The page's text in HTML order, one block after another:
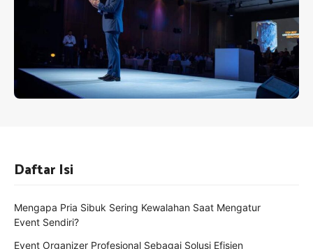
Daftar Isi
Mengapa Pria Sibuk Sering Kewalahan Saat Mengatur
Event Sendiri?
Event Organizer Profesional Sebagai Solusi Efisien